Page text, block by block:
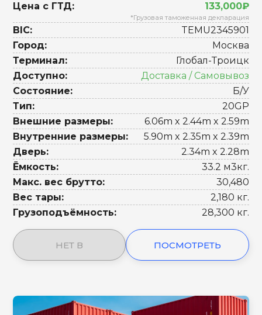
Цена с ГТД: 133,000₽
*Грузовая таможенная декларация
BIC:
TEMU2345901
Город:
Москва
Терминал:
Глобал-Троицк
Доступно:
Доставка / Самовывоз
Состояние:
Б/У
Тип:
20GP
Внешние размеры:
6.06m x 2.44m x 2.59m
Внутренние размеры:
5.90m x 2.35m x 2.39m
Дверь:
2.34m x 2.28m
Ёмкость:
33.2 м3кг.
Макс. вес брутто:
30,480
Вес тары:
2,180 кг.
Грузоподъёмность:
28,300 кг.
НЕТ В ПОСМОТРЕТЬ